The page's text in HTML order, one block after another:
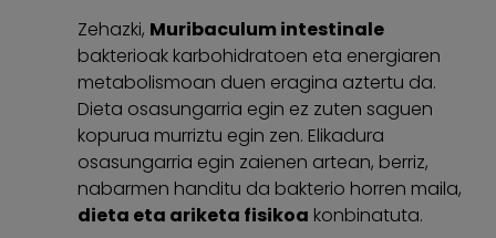
Zehazki, Muribaculum intestinale
bakterioak karbohidratoen eta energiaren
metabolismoan duen eragina aztertu da.
Dieta osasungarria egin ez zuten saguen
kopurua murriztu egin zen. Elikadura
osasungarria egin zaienen artean, berriz,
nabarmen handitu da bakterio horren maila,
dieta eta ariketa fisikoa konbinatuta.